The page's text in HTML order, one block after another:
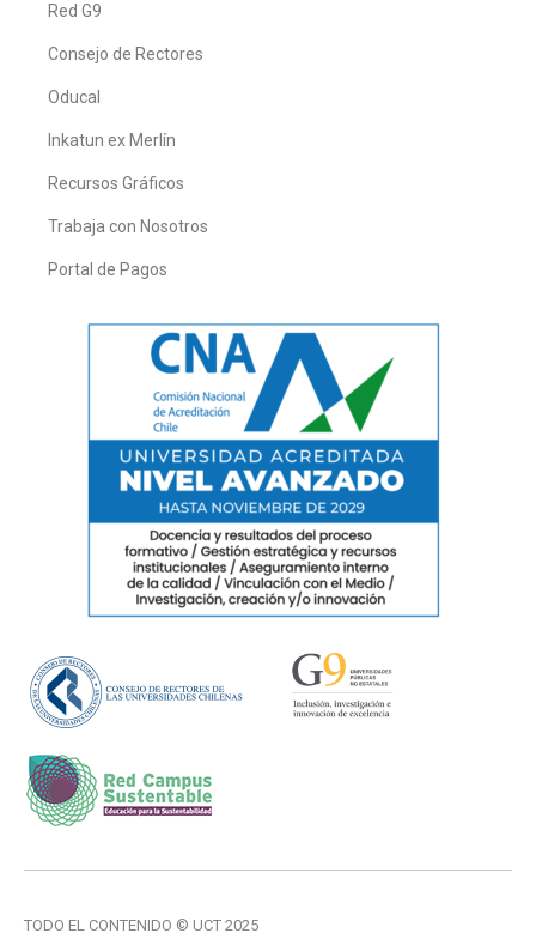
Red G9
Consejo de Rectores
Oducal
Inkatun ex Merlín
Recursos Gráficos
Trabaja con Nosotros
Portal de Pagos
TODO EL CONTENIDO © UCT 2025